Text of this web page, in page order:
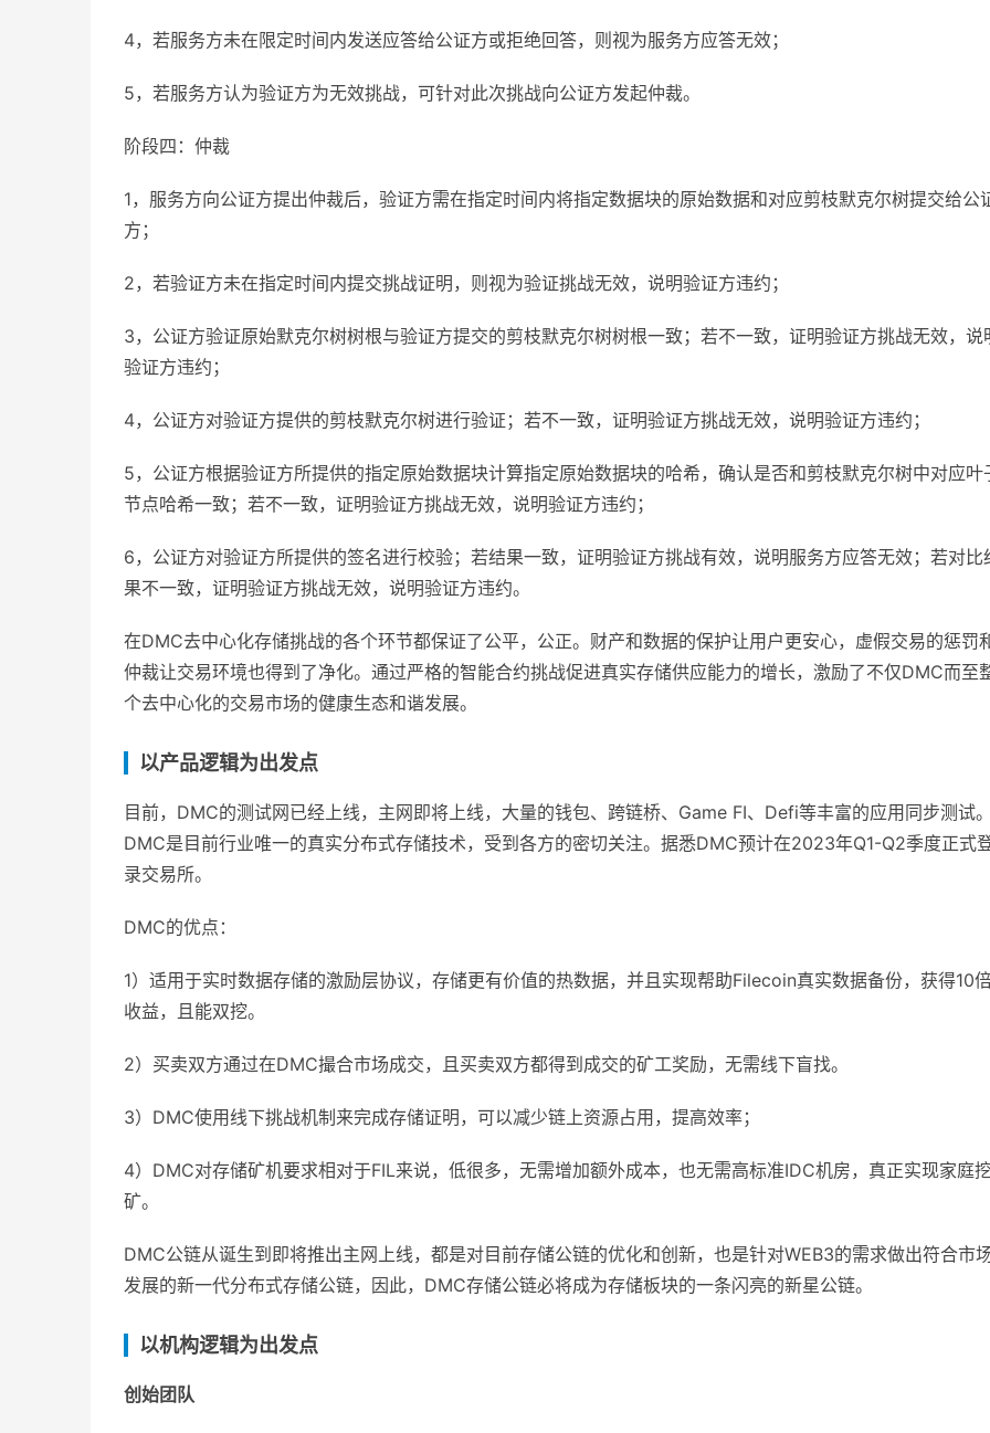
4，若服务方未在限定时间内发送应答给公证方或拒绝回答，则视为服务方应答无效；
5，若服务方认为验证方为无效挑战，可针对此次挑战向公证方发起仲裁。
阶段四：仲裁
1，服务方向公证方提出仲裁后，验证方需在指定时间内将指定数据块的原始数据和对应剪枝默克尔树提交给公
方；
2，若验证方未在指定时间内提交挑战证明，则视为验证挑战无效，说明验证方违约；
3，公证方验证原始默克尔树树根与验证方提交的剪枝默克尔树树根一致；若不一致，证明验证方挑战无效，说
验证方违约；
4，公证方对验证方提供的剪枝默克尔树进行验证；若不一致，证明验证方挑战无效，说明验证方违约；
5，公证方根据验证方所提供的指定原始数据块计算指定原始数据块的哈希，确认是否和剪枝默克尔树中对应叶
节点哈希一致；若不一致，证明验证方挑战无效，说明验证方违约；
6，公证方对验证方所提供的签名进行校验；若结果一致，证明验证方挑战有效，说明服务方应答无效；若对比
果不一致，证明验证方挑战无效，说明验证方违约。
在DMC去中心化存储挑战的各个环节都保证了公平，公正。财产和数据的保护让用户更安心，虚假交易的惩罚
仲裁让交易环境也得到了净化。通过严格的智能合约挑战促进真实存储供应能力的增长，激励了不仅DMC而至
个去中心化的交易市场的健康生态和谐发展。
以产品逻辑为出发点
目前，DMC的测试网已经上线，主网即将上线，大量的钱包、跨链桥、Game FI、Defi等丰富的应用同步测试。
DMC是目前行业唯一的真实分布式存储技术，受到各方的密切关注。据悉DMC预计在2023年Q1-Q2季度正式
录交易所。
DMC的优点：
1）适用于实时数据存储的激励层协议，存储更有价值的热数据，并且实现帮助Filecoin真实数据备份，获得10
收益，且能双挖。
2）买卖双方通过在DMC撮合市场成交，且买卖双方都得到成交的矿工奖励，无需线下盲找。
3）DMC使用线下挑战机制来完成存储证明，可以减少链上资源占用，提高效率；
4）DMC对存储矿机要求相对于FIL来说，低很多，无需增加额外成本，也无需高标准IDC机房，真正实现家庭
矿。
DMC公链从诞生到即将推出主网上线，都是对目前存储公链的优化和创新，也是针对WEB3的需求做出符合市
发展的新一代分布式存储公链，因此，DMC存储公链必将成为存储板块的一条闪亮的新星公链。
以机构逻辑为出发点
创始团队